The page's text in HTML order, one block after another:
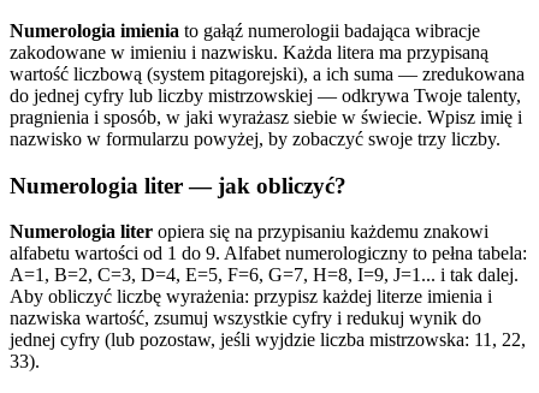
Numerologia imienia to gałąź numerologii badająca wibracje
zakodowane w imieniu i nazwisku. Każda litera ma przypisaną
wartość liczbową (system pitagorejski), a ich suma — zredukowana
do jednej cyfry lub liczby mistrzowskiej — odkrywa Twoje talenty,
pragnienia i sposób, w jaki wyrażasz siebie w świecie. Wpisz imię i
nazwisko w formularzu powyżej, by zobaczyć swoje trzy liczby.
Numerologia liter — jak obliczyć?
Numerologia liter opiera się na przypisaniu każdemu znakowi
alfabetu wartości od 1 do 9. Alfabet numerologiczny to pełna tabela:
A=1, B=2, C=3, D=4, E=5, F=6, G=7, H=8, I=9, J=1... i tak dalej.
Aby obliczyć liczbę wyrażenia: przypisz każdej literze imienia i
nazwiska wartość, zsumuj wszystkie cyfry i redukuj wynik do
jednej cyfry (lub pozostaw, jeśli wyjdzie liczba mistrzowska: 11, 22,
33).